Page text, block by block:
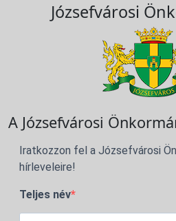
Józsefvárosi
A Józsefvárosi
Iratkozzon fel a Józsefvárosi
hírleveleire!
Teljes név